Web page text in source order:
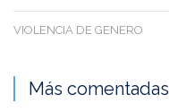
VIOLENCIA DE GENERO
Más comentadas